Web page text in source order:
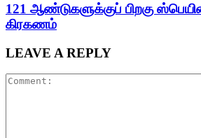
121 ஆண்டுகளுக்குப் பிறகு
கிரகணம்
LEAVE A REPLY